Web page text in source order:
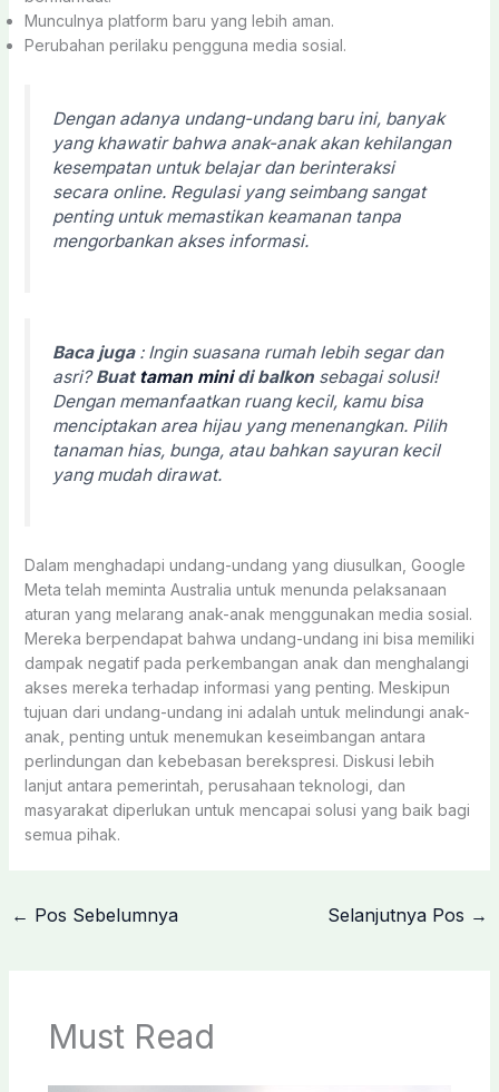
Munculnya platform baru yang lebih aman.
Perubahan perilaku pengguna media sosial.
Dengan adanya undang-undang baru ini, banyak
yang khawatir bahwa anak-anak akan kehilangan
kesempatan untuk belajar dan berinteraksi
secara online. Regulasi yang seimbang sangat
penting untuk memastikan keamanan tanpa
mengorbankan akses informasi.
Baca juga: Ingin suasana rumah lebih segar dan
asri?Buat taman minidi balkonsebagai solusi!
Dengan memanfaatkan ruang kecil, kamu bisa
menciptakan area hijau yang menenangkan. Pilih
tanaman hias, bunga, atau bahkan sayuran kecil
yang mudah dirawat.
Dalam menghadapi undang-undang yang diusulkan, Google
Meta telah meminta Australia untuk menunda pelaksanaan
aturan yang melarang anak-anak menggunakan media sosial.
Mereka berpendapat bahwa undang-undang ini bisa memiliki
dampak negatif pada perkembangan anak dan menghalangi
akses mereka terhadap informasi yang penting. Meskipun
tujuan dari undang-undang ini adalah untuk melindungi anak-
anak, penting untuk menemukan keseimbangan antara
perlindungan dan kebebasan berekspresi. Diskusi lebih
lanjut antara pemerintah, perusahaan teknologi, dan
masyarakat diperlukan untuk mencapai solusi yang baik bagi
semua pihak.
← Pos Sebelumnya Selanjutnya Pos →
Must Read